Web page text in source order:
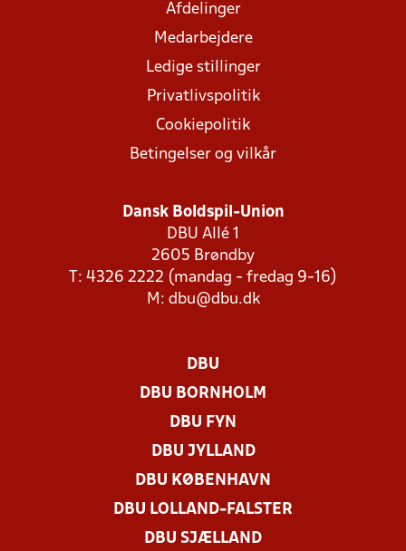
Afdelinger
Medarbejdere
Ledige stillinger
Privatlivspolitik
Cookiepolitik
Betingelser og vilkår
Dansk Boldspil-Union
DBU Allé 1
2605 Brøndby
T: 4326 2222 (mandag - fredag 9-16)
M: dbu@dbu.dk
DBU
DBU BORNHOLM
DBU FYN
DBU JYLLAND
DBU KØBENHAVN
DBU LOLLAND-FALSTER
DBU SJÆLLAND